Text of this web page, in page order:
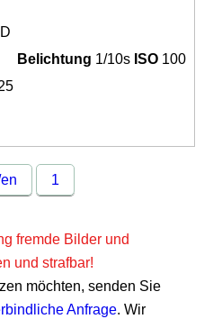
Belichtung 1/10s ISO 100
1
fremde Bilder und
und strafbar!
möchten, senden Sie
Anfrage. Wir